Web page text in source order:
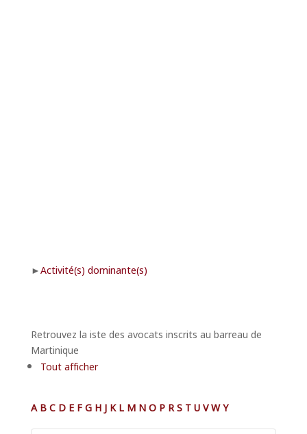
Activité(s) dominante(s)
Retrouvez la iste des avocats inscrits au barreau de
Martinique
Tout afficher
A BC D E FG H J K L M NO P RS TUVWY